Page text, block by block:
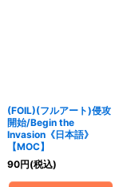
(FOIL)(フルアート)侵攻
開始/Begin the
Invasion《日本語》
【MOC】
90円(税込)